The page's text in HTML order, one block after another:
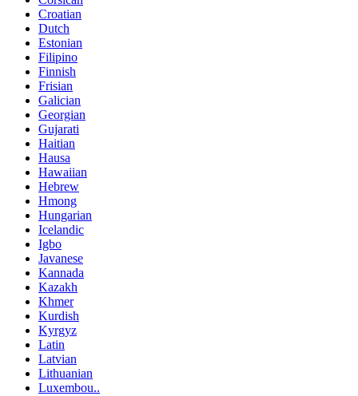
Croatian
Dutch
Estonian
Filipino
Finnish
Frisian
Galician
Georgian
Gujarati
Haitian
Hausa
Hawaiian
Hebrew
Hmong
Hungarian
Icelandic
Igbo
Javanese
Kannada
Kazakh
Khmer
Kurdish
Kyrgyz
Latin
Latvian
Lithuanian
Luxembou..